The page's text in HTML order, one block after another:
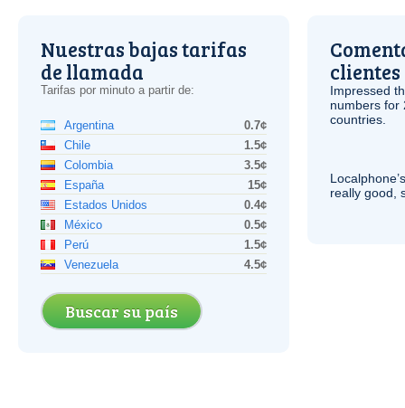
Nuestras bajas tarifas
de llamada
Tarifas por minuto a partir de:
Argentina
0.7¢
Chile
1.5¢
Colombia
3.5¢
España
15¢
Estados Unidos
0.4¢
México
0.5¢
Perú
1.5¢
Venezuela
4.5¢
Buscar su país
clientes
Impressed
numbers for
countries.
really good,